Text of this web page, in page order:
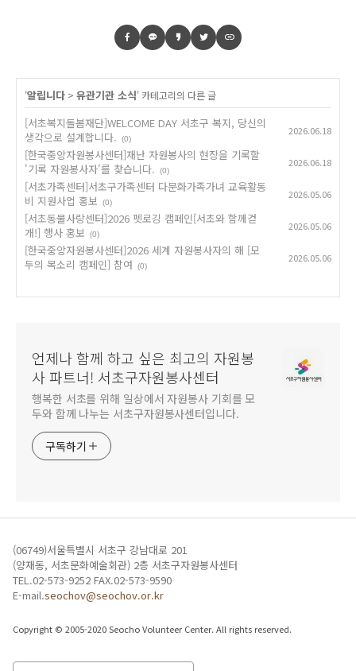
'알립니다 > 유관기관 소식' 카테고리의 다른 글
[서초복지돌봄재단]WELCOME DAY 서초구 복지, 당신의
생각으로 설계합니다.
(0)
2026.06.18
[한국중앙자원봉사센터]재난 자원봉사의 현장을 기록할
'기록 자원봉사자'를 찾습니다.
(0)
2026.06.18
[서초가족센터]서초구가족센터 다문화가족가녀 교육활동
비 지원사업 홍보
(0)
2026.05.06
[서초동물사랑센터]2026 펫로깅 캠페인[서초와 함께걷
개!] 행사 홍보
(0)
2026.05.06
[한국중앙자원봉사센터]2026 세계 자원봉사자의 해 [모
두의 목소리 캠페인] 참여
(0)
2026.05.06
언제나 함께 하고 싶은 최고의 자원봉
사 파트너! 서초구자원봉사센터
행복한 서초를 위해 일상에서 자원봉사 기회를 모
두와 함께 나누는 서초구자원봉사센터입니다.
구독하기
(06749)서울특별시 서초구 강남대로 201
(양재동, 서초문화예술회관) 2층 서초구자원봉사센터
TEL.02-573-9252 FAX.02-573-9590
E-mail.seochov@seochov.or.kr
Copyright © 2005-2020 Seocho Volunteer Center. All rights reserved.